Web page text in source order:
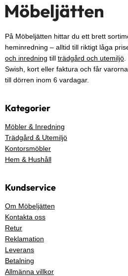
På Möbeljätten hittar du ett brett
heminredning – alltid till riktigt låga
och inredning till trädgård och utemiljö
Swish, kort eller faktura och får
till dörren inom 6 vardagar.
Kategorier
Möbler & Inredning
Trädgård & Utemiljö
Kontorsmöbler
Hem & Hushåll
Kundservice
Om Möbeljätten
Kontakta oss
Retur
Reklamation
Leverans
Betalning
Allmänna villkor